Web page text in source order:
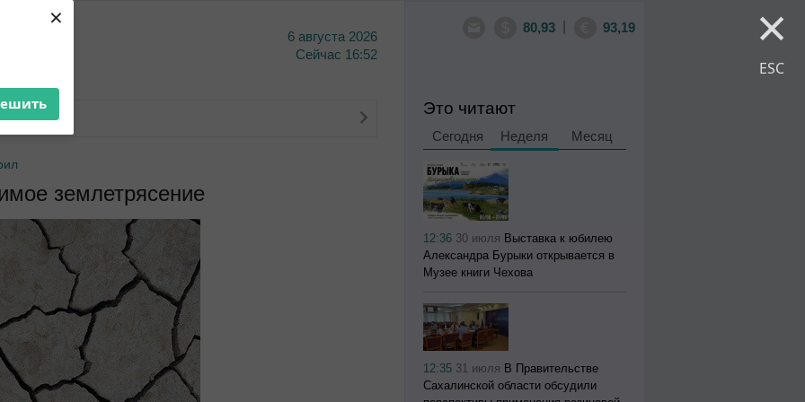
× ×
ESC
6 августа 2026
Сейчас 16:52
80,93 93,19
банкинга
землетрясение
Это читают
Сегодня Неделя Месяц
12:36 30 июля Выставка к юбилею
Александра Бурыки открывается в
Музее книги Чехова
12:35 31 июля В Правительстве
Сахалинской области обсудили